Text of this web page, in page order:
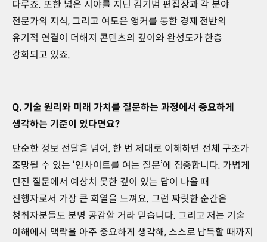
다루죠. 또한 넓은 시야를 지닌 김기범 편집장과 각 분야
전문가의 지식, 그리고 여도은 앵커를 통한 경제 전반의
유기적 연결이 더해져 콘텐츠의 깊이와 완성도가 한층
강화되고 있죠.
Q. 기술 원리와 미래 가치를 질문하는 과정에서 중요하게
생각하는 기준이 있다면요?
단순한 정보 전달을 넘어, 한 번 제대로 이해하면 전체 구조가
조망될 수 있는 ‘인사이트를 여는 질문’에 집중합니다. 가볍게
던진 질문에서 예상치 못한 깊이 있는 답이 나올 때
진행자로서 가장 큰 희열을 느껴요. 그런 짜릿한 순간은
청취자분들도 분명 공감할 거라 믿습니다. 그리고 저는 기술
이해에서 맥락을 아주 중요하게 생각해, 스스로 납득할 때까지